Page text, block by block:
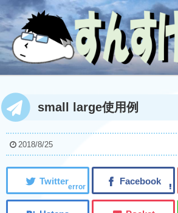
small large使用例
2018/8/25
error